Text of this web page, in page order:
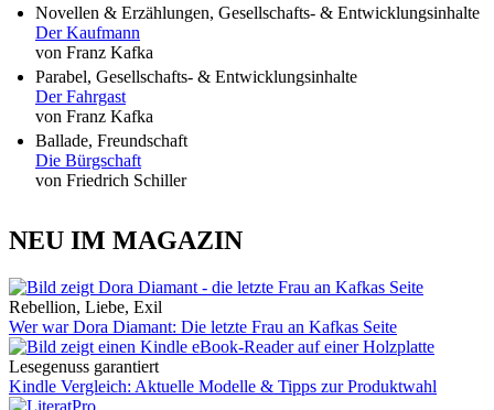
Novellen & Erzählungen, Gesellschafts- & Entwicklungsinhalte
Der Kaufmann
von Franz Kafka
Parabel, Gesellschafts- & Entwicklungsinhalte
Der Fahrgast
von Franz Kafka
Ballade, Freundschaft
Die Bürgschaft
von Friedrich Schiller
NEU IM MAGAZIN
Rebellion, Liebe, Exil
Wer war Dora Diamant: Die letzte Frau an Kafkas Seite
Lesegenuss garantiert
Kindle Vergleich: Aktuelle Modelle & Tipps zur Produktwahl